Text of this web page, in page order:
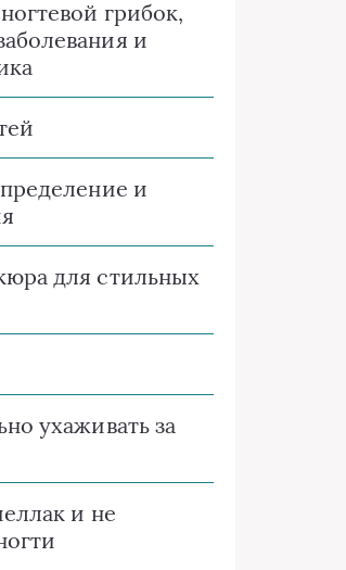
грибок,
и
и
для стильных
ухаживать за
и не